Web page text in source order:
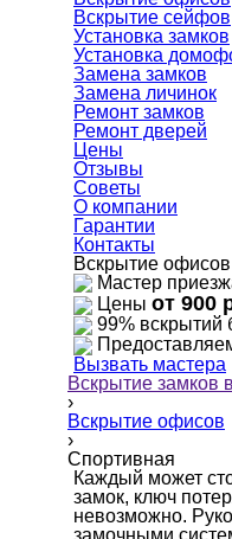
Вскрытие сейфов
Установка замков
Установка
Замена замков
Замена личинок
Ремонт замков
Ремонт дверей
Цены
Отзывы
Советы
О компании
Гарантии
Контакты
Вскрытие
Мастер
Цены от 900
99% вскрытий
Вызвать мастера
Вскрытие замков
›
Вскрытие офисов
›
Спортивная
Каждый может
замок, ключ
невозможно.
замочными